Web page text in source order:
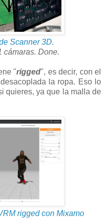
Scanner 3D.
cámaras. Done.
"rigged", es decir, con el
la ropa. Eso lo
quieres, ya que la malla de
rigged con Mixamo